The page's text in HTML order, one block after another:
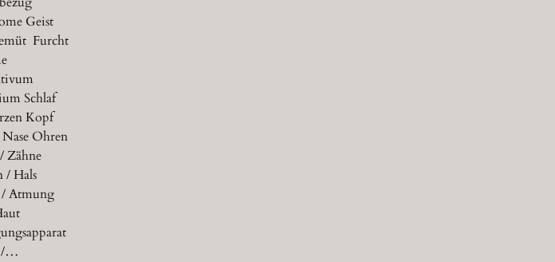
Geist
Furcht
Schlaf
Kopf
Ohren
Zähne
/ Hals
Atmung
/…